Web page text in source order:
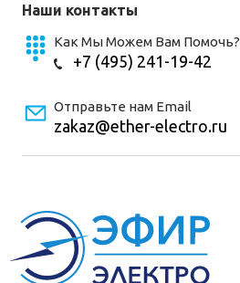
Наши контакты
Как Мы Можем Вам Помочь?
+7 (495) 241-19-42
Отправьте нам Email
zakaz@ether-electro.ru